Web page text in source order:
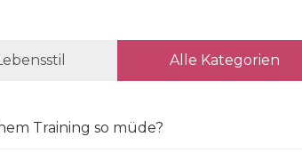
Alle Kategorien
Training so müde?